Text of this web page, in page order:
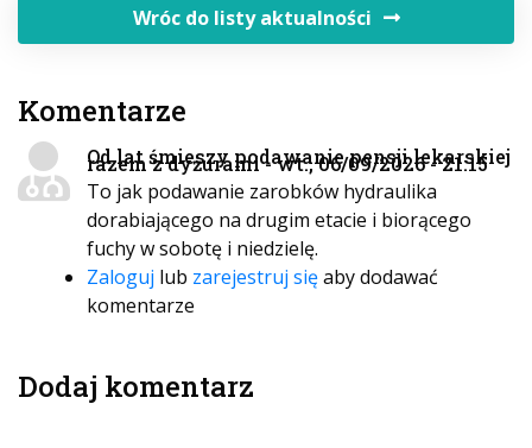
Wróc do listy aktualności
Komentarze
Od lat śmieszy podawanie pensji lekarskiej
razem z dyżurami - wt., 06/09/2026 - 21:15
To jak podawanie zarobków hydraulika
dorabiającego na drugim etacie i biorącego
fuchy w sobotę i niedzielę.
Zaloguj lub zarejestruj sięaby dodawać
komentarze
Dodaj komentarz